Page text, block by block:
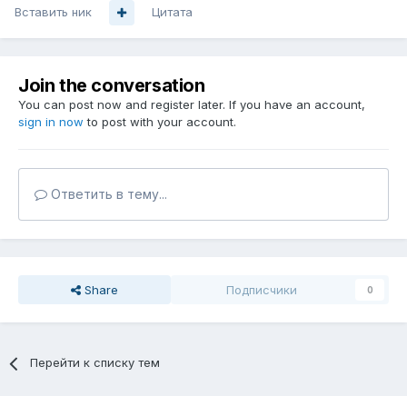
Вставить ник Цитата
Join the conversation
You can post now and register later. If you have an account,
sign in now to post with your account.
Ответить в тему...
Share Подписчики 0
Перейти к списку тем